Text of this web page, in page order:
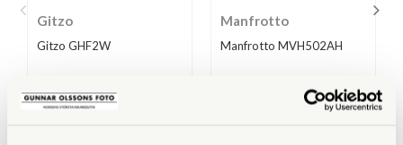
Gitzo
Gitzo GHF2W
4.290 SEK
Manfrotto
Manfrotto MVH502AH
Finns i lager